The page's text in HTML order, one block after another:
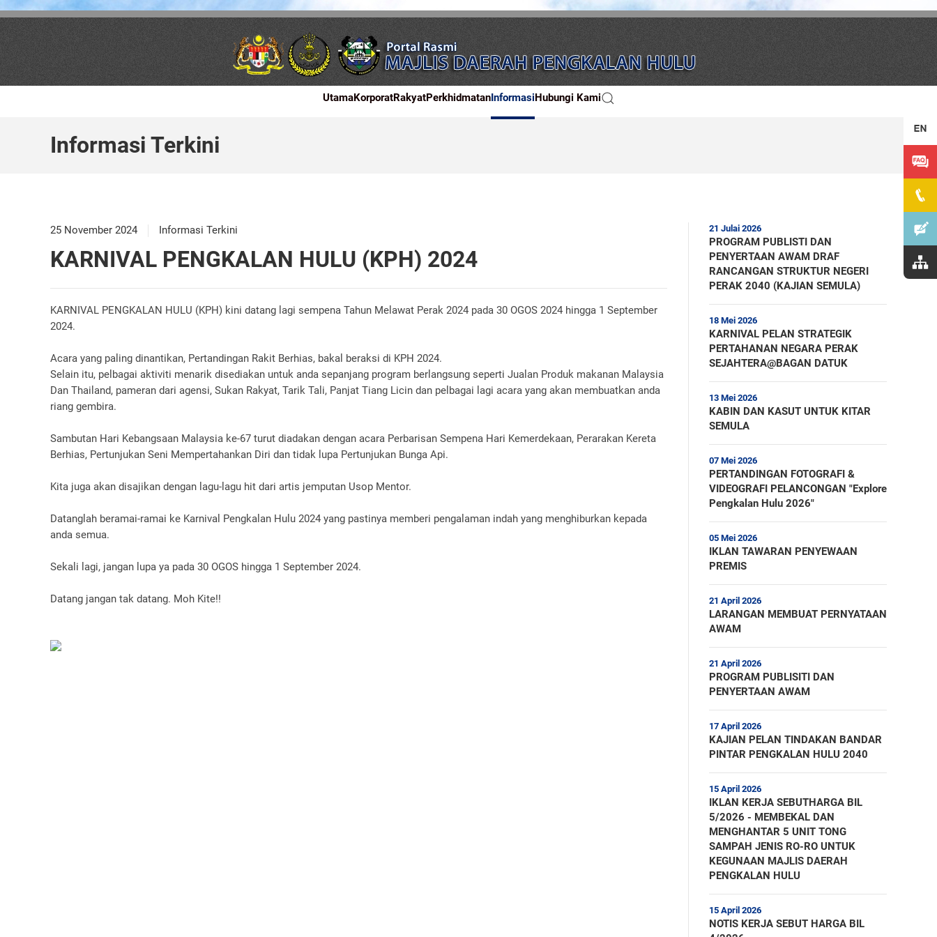
UtamaKorporatRakyatPerkhidmatanInformasiHubungi Kami
Informasi Terkini
25 November 2024 Informasi Terkini
KARNIVAL PENGKALAN HULU (KPH) 2024
KARNIVAL PENGKALAN HULU (KPH) kini datang lagi sempena Tahun Melawat Perak 2024 pada 30 OGOS 2024 hingga 1 September
2024.
Acara yang paling dinantikan, Pertandingan Rakit Berhias, bakal beraksi di KPH 2024.
Selain itu, pelbagai aktiviti menarik disediakan untuk anda sepanjang program berlangsung seperti Jualan Produk makanan Malaysia
Dan Thailand, pameran dari agensi, Sukan Rakyat, Tarik Tali, Panjat Tiang Licin dan pelbagai lagi acara yang akan membuatkan anda
riang gembira.
Sambutan Hari Kebangsaan Malaysia ke-67 turut diadakan dengan acara Perbarisan Sempena Hari Kemerdekaan, Perarakan Kereta
Berhias, Pertunjukan Seni Mempertahankan Diri dan tidak lupa Pertunjukan Bunga Api.
Kita juga akan disajikan dengan lagu-lagu hit dari artis jemputan Usop Mentor.
Datanglah beramai-ramai ke Karnival Pengkalan Hulu 2024 yang pastinya memberi pengalaman indah yang menghiburkan kepada
anda semua.
Sekali lagi, jangan lupa ya pada 30 OGOS hingga 1 September 2024.
Datang jangan tak datang. Moh Kite!!
21 Julai 2026
PROGRAM PUBLISTI DAN
PENYERTAAN AWAM DRAF
RANCANGAN STRUKTUR NEGERI
PERAK 2040 (KAJIAN SEMULA)
18 Mei 2026
KARNIVAL PELAN STRATEGIK
PERTAHANAN NEGARA PERAK
SEJAHTERA@BAGAN DATUK
13 Mei 2026
KABIN DAN KASUT UNTUK KITAR
SEMULA
07 Mei 2026
PERTANDINGAN FOTOGRAFI &
VIDEOGRAFI PELANCONGAN "Explore
Pengkalan Hulu 2026"
05 Mei 2026
IKLAN TAWARAN PENYEWAAN
PREMIS
21 April 2026
LARANGAN MEMBUAT PERNYATAAN
AWAM
21 April 2026
PROGRAM PUBLISITI DAN
PENYERTAAN AWAM
17 April 2026
KAJIAN PELAN TINDAKAN BANDAR
PINTAR PENGKALAN HULU 2040
15 April 2026
IKLAN KERJA SEBUTHARGA BIL
5/2026 - MEMBEKAL DAN
MENGHANTAR 5 UNIT TONG
SAMPAH JENIS RO-RO UNTUK
KEGUNAAN MAJLIS DAERAH
PENGKALAN HULU
15 April 2026
NOTIS KERJA SEBUT HARGA BIL